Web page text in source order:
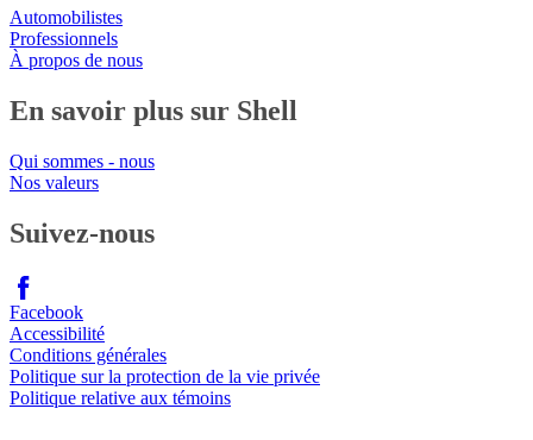
Automobilistes
Professionnels
À propos de nous
En savoir plus sur Shell
Qui sommes - nous
Nos valeurs
Suivez-nous
Facebook
Accessibilité
Conditions générales
Politique sur la protection de la vie privée
Politique relative aux témoins